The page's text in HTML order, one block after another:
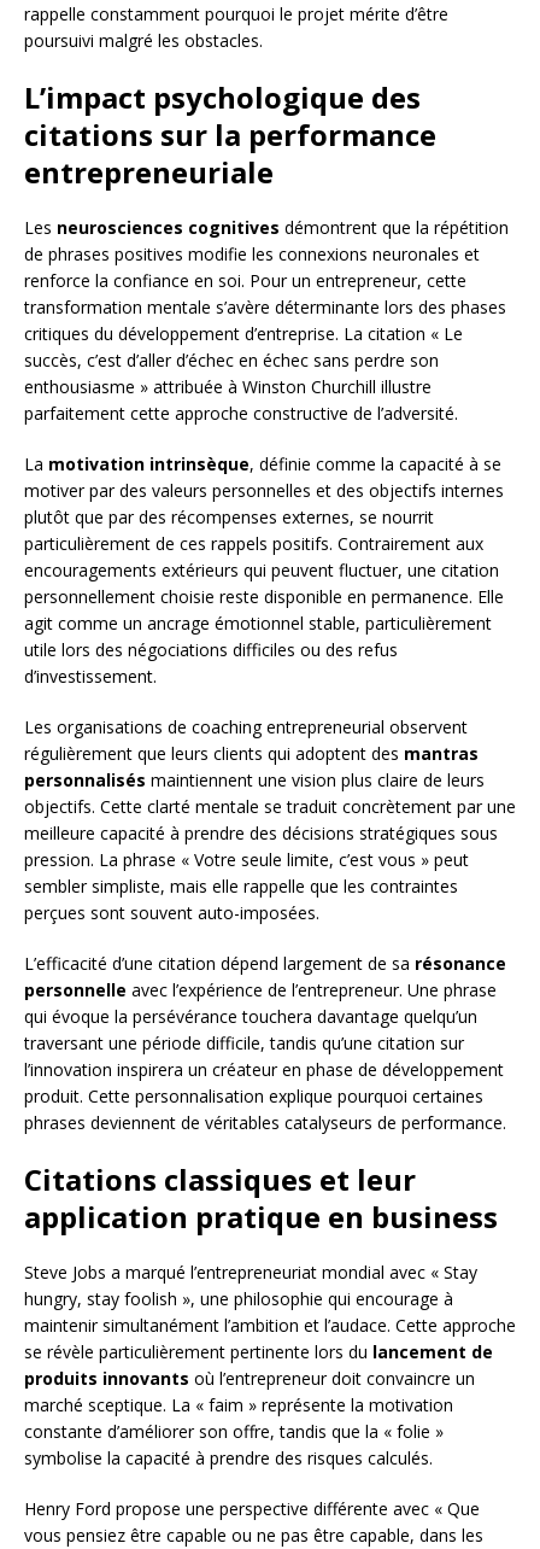
rappelle constamment pourquoi le projet mérite d’être
poursuivi malgré les obstacles.
L’impact psychologique des
citations sur la performance
entrepreneuriale
Les neurosciences cognitives démontrent que la répétition
de phrases positives modifie les connexions neuronales et
renforce la confiance en soi. Pour un entrepreneur, cette
transformation mentale s’avère déterminante lors des phases
critiques du développement d’entreprise. La citation « Le
succès, c’est d’aller d’échec en échec sans perdre son
enthousiasme » attribuée à Winston Churchill illustre
parfaitement cette approche constructive de l’adversité.
La motivation intrinsèque, définie comme la capacité à se
motiver par des valeurs personnelles et des objectifs internes
plutôt que par des récompenses externes, se nourrit
particulièrement de ces rappels positifs. Contrairement aux
encouragements extérieurs qui peuvent fluctuer, une citation
personnellement choisie reste disponible en permanence. Elle
agit comme un ancrage émotionnel stable, particulièrement
utile lors des négociations difficiles ou des refus
d’investissement.
Les organisations de coaching entrepreneurial observent
régulièrement que leurs clients qui adoptent des mantras
personnalisés maintiennent une vision plus claire de leurs
objectifs. Cette clarté mentale se traduit concrètement par une
meilleure capacité à prendre des décisions stratégiques sous
pression. La phrase « Votre seule limite, c’est vous » peut
sembler simpliste, mais elle rappelle que les contraintes
perçues sont souvent auto-imposées.
L’efficacité d’une citation dépend largement de sa résonance
personnelle avec l’expérience de l’entrepreneur. Une phrase
qui évoque la persévérance touchera davantage quelqu’un
traversant une période difficile, tandis qu’une citation sur
l’innovation inspirera un créateur en phase de développement
produit. Cette personnalisation explique pourquoi certaines
phrases deviennent de véritables catalyseurs de performance.
Citations classiques et leur
application pratique en business
Steve Jobs a marqué l’entrepreneuriat mondial avec « Stay
hungry, stay foolish », une philosophie qui encourage à
maintenir simultanément l’ambition et l’audace. Cette approche
se révèle particulièrement pertinente lors du lancement de
produits innovants où l’entrepreneur doit convaincre un
marché sceptique. La « faim » représente la motivation
constante d’améliorer son offre, tandis que la « folie »
symbolise la capacité à prendre des risques calculés.
Henry Ford propose une perspective différente avec « Que
vous pensiez être capable ou ne pas être capable, dans les